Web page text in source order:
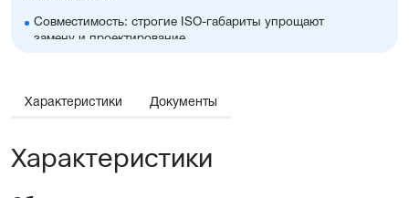
Совместимость: строгие ISO-габариты упрощают
замену и проектирование
размерами
Доступность: сбалансированное соотношение
стоимости и характеристик с короткими сроками
Характеристики Документы
Характеристики